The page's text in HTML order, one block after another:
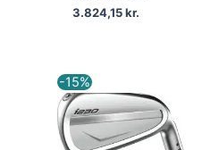
3.824,15kr.
-15%
Den
oprindelige
pris
var:
11.025,00 kr..
aktuelle
pris
er:
9.371,25 kr..